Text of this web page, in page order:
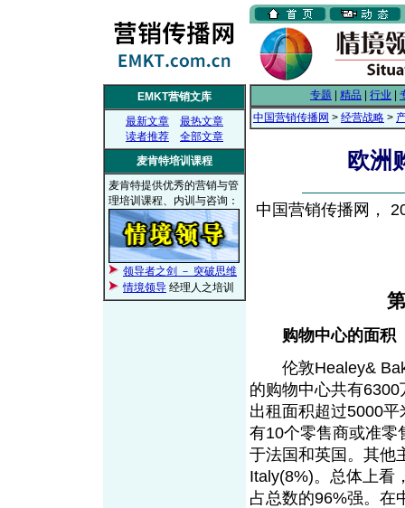
EMKT营销文库
最新文章
最热文章
读者推荐
全部文章
麦肯特培训课程
麦肯特提供优秀的营销与管
理培训课程、内训与咨询：
领导者之剑 － 突破思维
情境领导 经理人之培训
专题 精品 行业
中国营销传播网 > 经营战略 >
欧洲
中国营销传播网，
购物中心的面积
伦敦Healey&
的购物中心共有
出租面积超过5000
有10个零售商或准零
于法国和英国。其他
Italy(8%)。总体上看
占总数的96%强。在